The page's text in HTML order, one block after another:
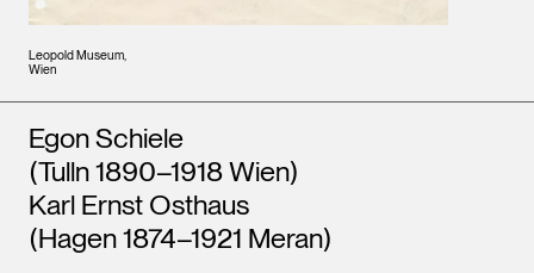
Leopold Museum,
Wien
Künstler*innen
Egon Schiele
(Tulln 1890–1918 Wien)
Karl Ernst Osthaus
(Hagen 1874–1921 Meran)